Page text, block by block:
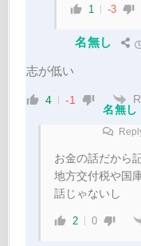
1 -3
名無し
志が低い
4 -1
名無し
お金の話だから
地方交付税や国
話じゃないし
2 0